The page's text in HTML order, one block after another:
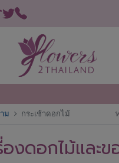
ม กระเช้าดอกไม้
องดอกไม้และ